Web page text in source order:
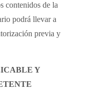
contenidos de la
podrá llevar a
previa y
Y